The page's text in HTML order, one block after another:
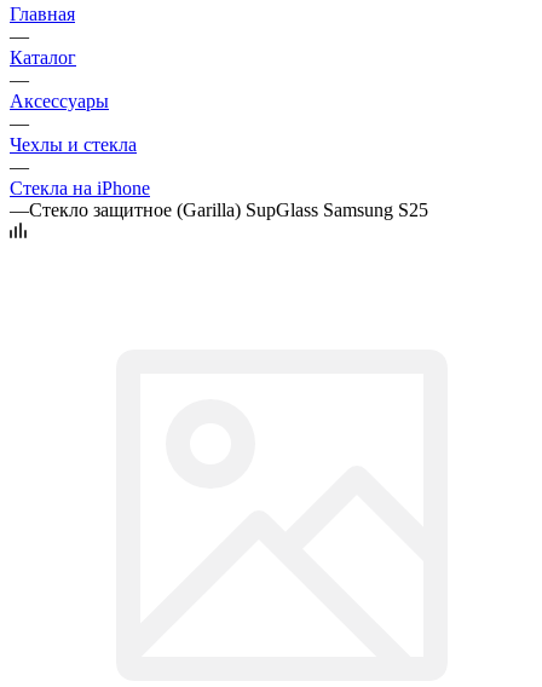
Главная
—
Каталог
—
Аксессуары
—
Чехлы и стекла
—
Стекла на iPhone
—Стекло защитное (Garilla) SupGlass Samsung S25